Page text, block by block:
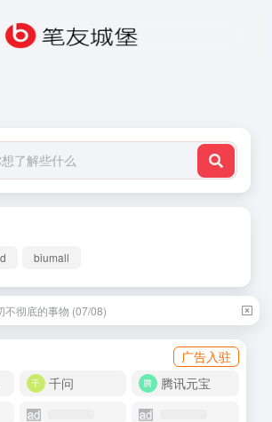
biumall
不彻底的事物 (07/08)
广告入驻
千问 腾讯元宝